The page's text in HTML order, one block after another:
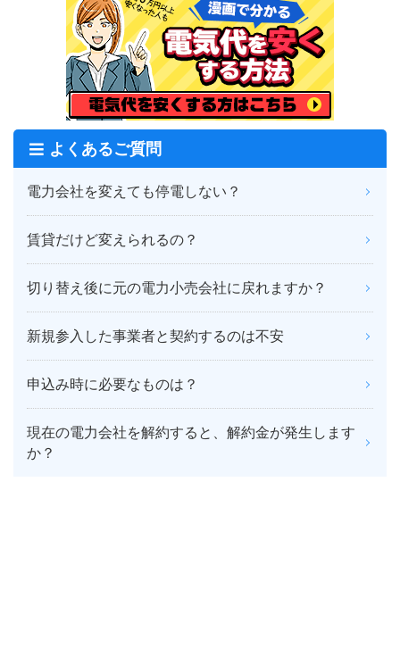
よくあるご質問
電力会社を変えても停電しない？
賃貸だけど変えられるの？
切り替え後に元の電力小売会社に戻れますか？
新規参入した事業者と契約するのは不安
申込み時に必要なものは？
現在の電力会社を解約すると、解約金が発生します
か？